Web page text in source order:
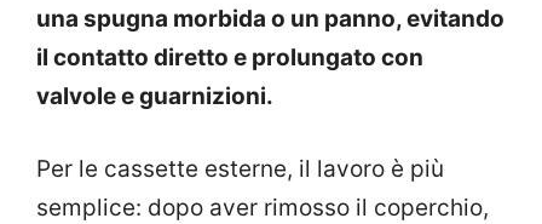
una spugna morbida o un panno, evitando
il contatto diretto e prolungato con
valvole e guarnizioni.
Per le cassette esterne, il lavoro è più
semplice: dopo aver rimosso il coperchio,